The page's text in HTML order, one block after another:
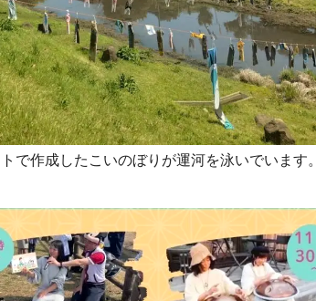
で作成したこいのぼりが運河を泳いでいます